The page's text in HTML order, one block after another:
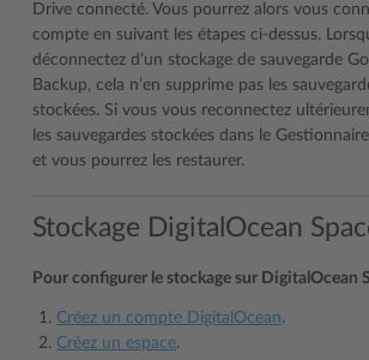
Drive connecté. Vous pourrez alors vous
compte en suivant les étapes ci-dessus.
déconnectez d’un stockage de sauvegarde
Backup, cela n’en supprime pas les
stockées. Si vous vous reconnectez
les sauvegardes stockées dans le
et vous pourrez les restaurer.
Stockage DigitalOcean
Pour configurer le stockage sur DigitalOcean
Créez un compte DigitalOcean.
Créez un espace.